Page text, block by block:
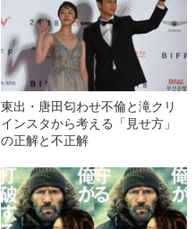
東出・唐田匂わせ不倫と滝クリ
インスタから考える「見せ方」
の正解と不正解